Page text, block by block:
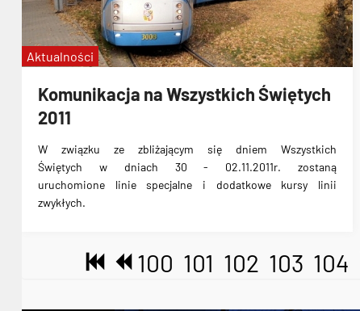
Komunikacja na Wszystkich Świętych
2011
W związku ze zbliżającym się dniem Wszystkich
Świętych
w dniach 30 - 02.11.2011r. zostaną
uruchomione linie specjalne i dodatkowe kursy linii
zwykłych.
Aktualności
100 101 102 103 104